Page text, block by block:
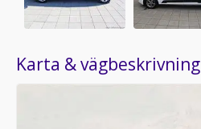
Karta & vägbeskrivning